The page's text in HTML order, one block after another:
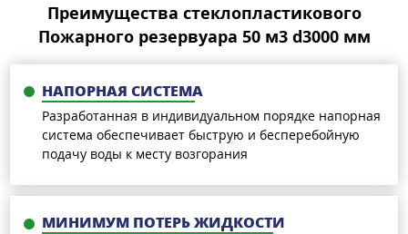
Преимущества стеклопластикового
Пожарного резервуара 50 м3 d3000 мм
НАПОРНАЯ СИСТЕМА
Разработанная в индивидуальном порядке напорная
система обеспечивает быструю и бесперебойную
подачу воды к месту возгорания
МИНИМУМ ПОТЕРЬ ЖИДКОСТИ